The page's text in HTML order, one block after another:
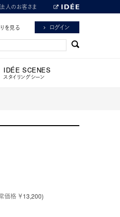
法人のお客さま
を見る ログイン
IDÉE SCENES
スタイリングシーン
価格 ￥13,200)